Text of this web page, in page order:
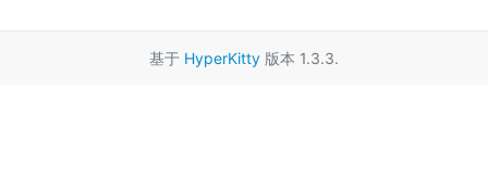
基于 HyperKitty 版本 1.3.3.